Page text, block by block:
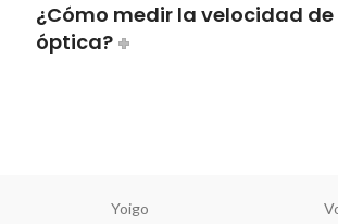
¿Cómo medir la velocidad
óptica?
Yoigo